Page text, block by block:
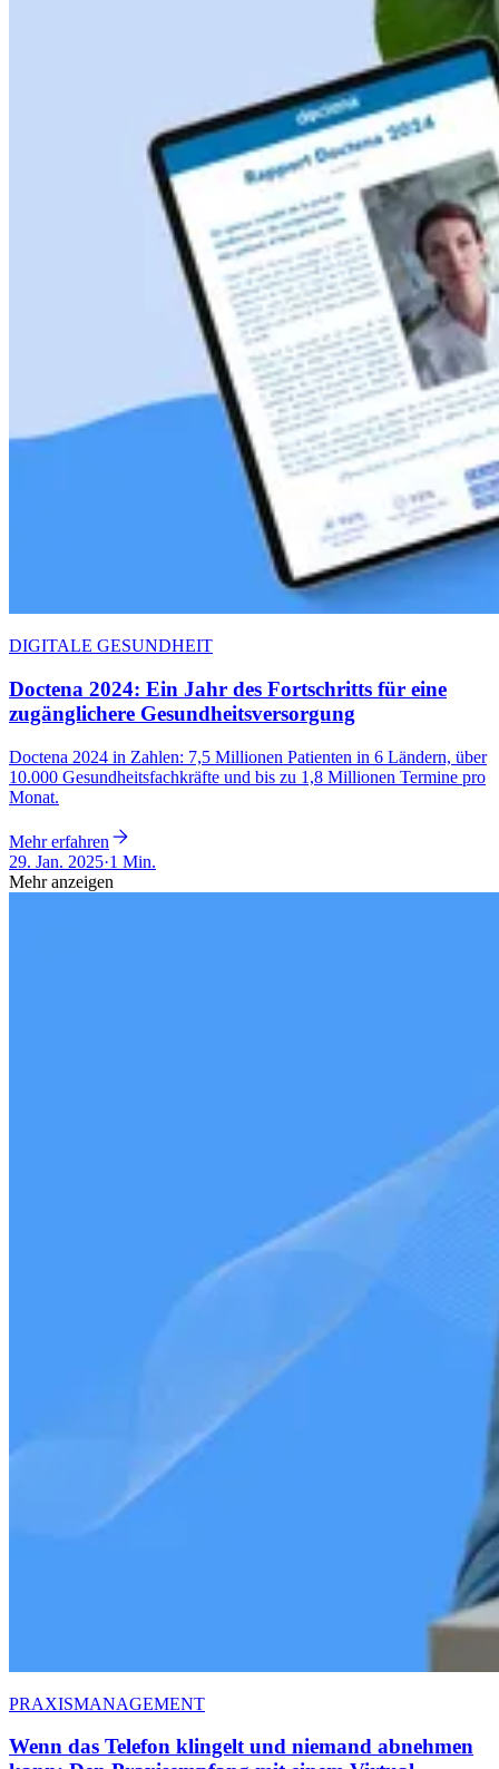
DIGITALE GESUNDHEIT
Doctena 2024: Ein Jahr des Fortschritts für eine
zugänglichere Gesundheitsversorgung
Doctena 2024 in Zahlen: 7,5 Millionen Patienten in 6 Ländern, über
10.000 Gesundheitsfachkräfte und bis zu 1,8 Millionen Termine pro
Monat.
Mehr erfahren
29. Jan. 2025·1 Min.
Mehr anzeigen
PRAXISMANAGEMENT
Wenn das Telefon klingelt und niemand abnehmen